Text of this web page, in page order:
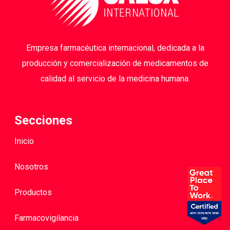
Empresa farmacéutica internacional, dedicada a la
producción y comercialización de medicamentos de
calidad al servicio de la medicina humana.
Secciones
Inicio
Nosotros
Productos
Farmacovigilancia